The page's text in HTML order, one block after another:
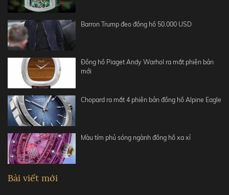
Barron Trump đeo đồng hồ 50.000 USD
Đồng hồ Piaget Andy Warhol ra mắt phiên bản
mới
Chopard ra mắt 4 phiên bản đồng hồ Alpine Eagle
Màu tím phủ sóng ngành đồng hồ xa xỉ
Bài viết mới